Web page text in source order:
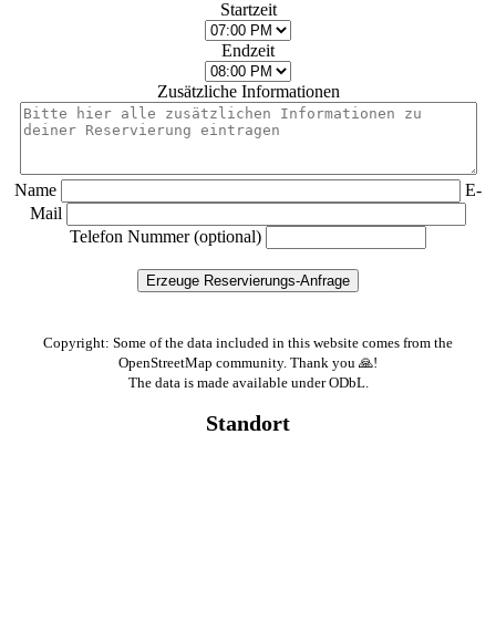
Startzeit
Endzeit
Zusätzliche Informationen
Name
E-
Mail
Telefon Nummer (optional)
Copyright: Some of the data included in this website comes from the
OpenStreetMap community. Thank you 🙏!
The data is made available under ODbL.
Standort